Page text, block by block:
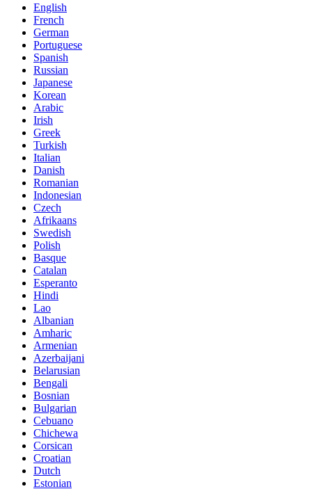
English
French
German
Portuguese
Spanish
Russian
Japanese
Korean
Arabic
Irish
Greek
Turkish
Italian
Danish
Romanian
Indonesian
Czech
Afrikaans
Swedish
Polish
Basque
Catalan
Esperanto
Hindi
Lao
Albanian
Amharic
Armenian
Azerbaijani
Belarusian
Bengali
Bosnian
Bulgarian
Cebuano
Chichewa
Corsican
Croatian
Dutch
Estonian